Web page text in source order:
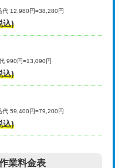
55,000円
16,500円+材料費
代 12,980円=38,280円
込)
990円=13,090円
込)
代 59,400円=79,200円
込)
業料金表